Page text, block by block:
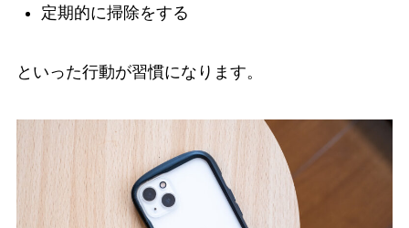
定期的に掃除をする
といった行動が習慣になります。